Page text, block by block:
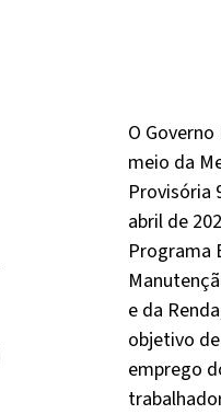
O
meio da
Provisória
abril de
Programa
e da
objetivo
emprego